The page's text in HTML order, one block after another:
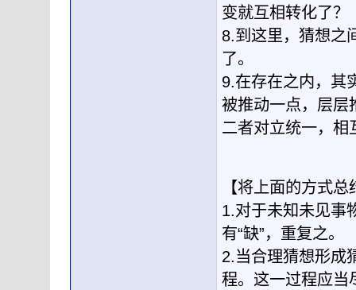
变就互相转化了？
8.到这里，猜想之
了。
9.在存在之内，其
被推动一点，层层
二者对立统一，相
【将上面的方式
1.对于未知未见事
有“缺”，重复之。
2.当合理猜想形成
程。这一过程应当